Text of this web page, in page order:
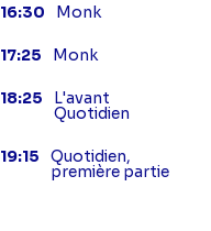
16:30 Monk
17:25 Monk
18:25 L'avant
Quotidien
19:15 Quotidien,
première partie